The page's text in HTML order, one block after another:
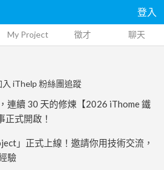
登入
My Project 徵才 聊天
入 iThelp 粉絲團追蹤
連續 30 天的修煉【2026 iThome 鐵
正式開啟！
」正式上線！邀請你用技術交流，
驗